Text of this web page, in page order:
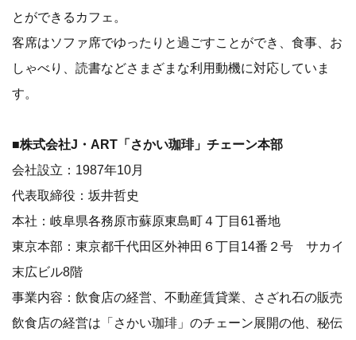
とができるカフェ。
客席はソファ席でゆったりと過ごすことができ、食事、お
しゃべり、読書などさまざまな利用動機に対応していま
す。
■株式会社J・ART「さかい珈琲」チェーン本部
会社設立：1987年10月
代表取締役：坂井哲史
本社：岐阜県各務原市蘇原東島町４丁目61番地
東京本部：東京都千代田区外神田６丁目14番２号 サカイ
末広ビル8階
事業内容：飲食店の経営、不動産賃貸業、さざれ石の販売
飲食店の経営は「さかい珈琲」のチェーン展開の他、秘伝